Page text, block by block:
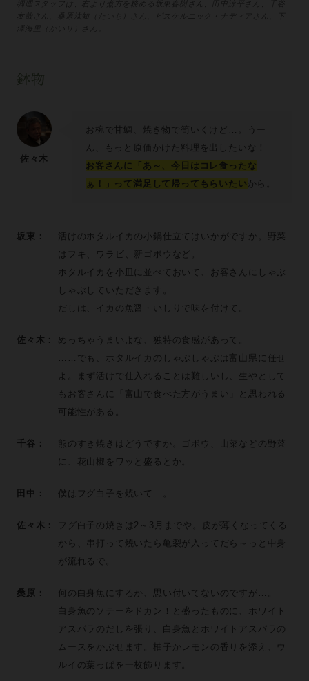
鉢物
佐々木
お椀で甘鯛、焼き物で筍いくけど…。うー
ん、もっと原価かけた料理を出したいな！
お客さんに「あ～、今日はコレ食ったな
ぁ！」って満足して帰ってもらいたい から。
坂東：
活けのホタルイカの小鍋仕立てはいかがですか。野菜
はフキ、ワラビ、新ゴボウなど。
ホタルイカを小皿に並べておいて、お客さんにしゃぶ
しゃぶしていただきます。
だしは、イカの魚醤・いしりで味を付けて。
佐々木：
めっちゃうまいよな、独特の食感があって。
……でも、ホタルイカのしゃぶしゃぶは富山県に任せ
よ。まず活けで仕入れることは難しいし、生やとして
もお客さんに「富山で食べた方がうまい」と思われる
可能性がある。
千谷：
熊のすき焼きはどうですか。ゴボウ、山菜などの野菜
に、花山椒をワッと盛るとか。
田中： 僕はフグ白子を焼いて…。
佐々木：
フグ白子の焼きは2～3月までや。皮が薄くなってくる
から、串打って焼いたら亀裂が入ってだら～っと中身
が流れるで。
桑原：
何の白身魚にするか、思い付いてないのですが…。
白身魚のソテーをドカン！と盛ったものに、ホワイト
アスパラのだしを張り、白身魚とホワイトアスパラの
ムースをかぶせます。柚子かレモンの香りを添え、ウ
ルイの葉っぱを一枚飾ります。